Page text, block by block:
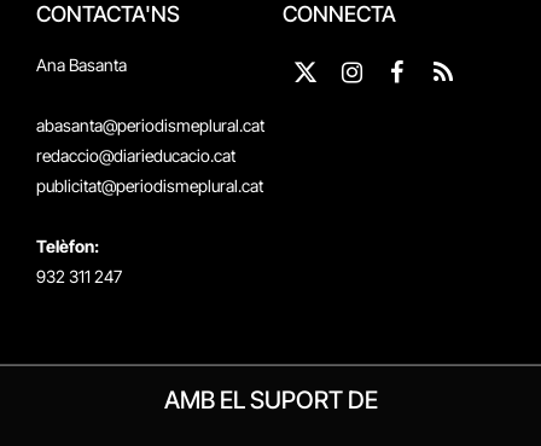
CONTACTA'NS
Ana Basanta
abasanta@periodismeplural.cat
redaccio@diarieducacio.cat
publicitat@periodismeplural.cat
Telèfon:
932 311 247
CONNECTA
X
Instagram
Facebook
RSS
AMB EL SUPORT DE